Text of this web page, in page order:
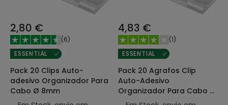
2,80 €
(6)
ESSENTIAL
Pack 20 Clips Auto-
adesivo Organizador Para
Cabo Ø 8mm
4,83 €
(1)
ESSENTIAL
Pack 20 Agrafos Clip
Auto-Adesivo
Organizador Para Cabo Ø
10mm